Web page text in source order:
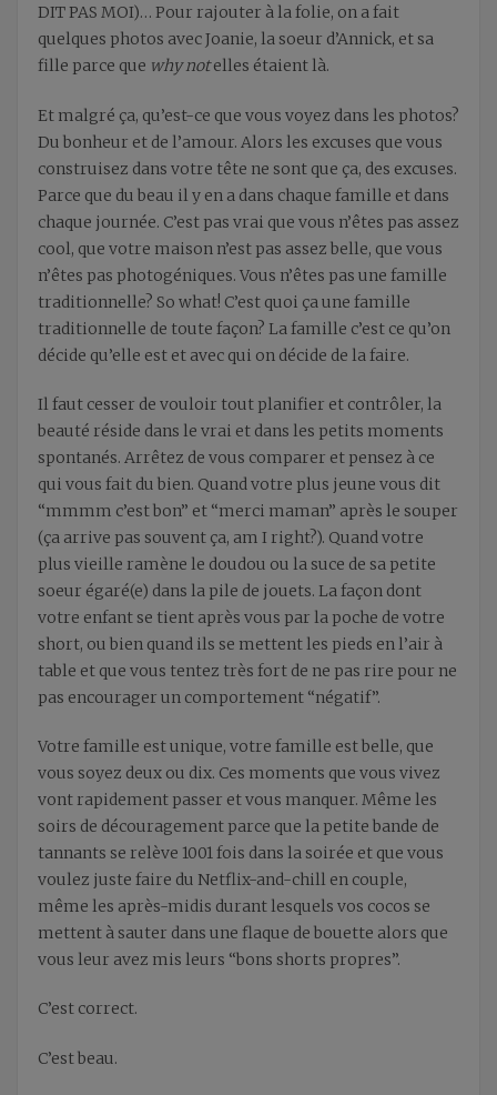
DIT PAS MOI)… Pour rajouter à la folie, on a fait
quelques photos avec Joanie, la soeur d’Annick, et sa
fille parce que why notelles étaient là.
Et malgré ça, qu’est-ce que vous voyez dans les photos?
Du bonheur et de l’amour. Alors les excuses que vous
construisez dans votre tête ne sont que ça, des excuses.
Parce que du beau il y en a dans chaque famille et dans
chaque journée. C’est pas vrai que vous n’êtes pas assez
cool, que votre maison n’est pas assez belle, que vous
n’êtes pas photogéniques. Vous n’êtes pas une famille
traditionnelle? So what! C’est quoi ça une famille
traditionnelle de toute façon? La famille c’est ce qu’on
décide qu’elle est et avec qui on décide de la faire.
Il faut cesser de vouloir tout planifier et contrôler, la
beauté réside dans le vrai et dans les petits moments
spontanés. Arrêtez de vous comparer et pensez à ce
qui vous fait du bien. Quand votre plus jeune vous dit
“mmmm c’est bon” et “merci maman” après le souper
(ça arrive pas souvent ça, am I right?). Quand votre
plus vieille ramène le doudou ou la suce de sa petite
soeur égaré(e) dans la pile de jouets. La façon dont
votre enfant se tient après vous par la poche de votre
short, ou bien quand ils se mettent les pieds en l’air à
table et que vous tentez très fort de ne pas rire pour ne
pas encourager un comportement “négatif”.
Votre famille est unique, votre famille est belle, que
vous soyez deux ou dix. Ces moments que vous vivez
vont rapidement passer et vous manquer. Même les
soirs de découragement parce que la petite bande de
tannants se relève 1001 fois dans la soirée et que vous
voulez juste faire du Netflix-and-chill en couple,
même les après-midis durant lesquels vos cocos se
mettent à sauter dans une flaque de bouette alors que
vous leur avez mis leurs “bons shorts propres”.
C’est correct.
C’est beau.